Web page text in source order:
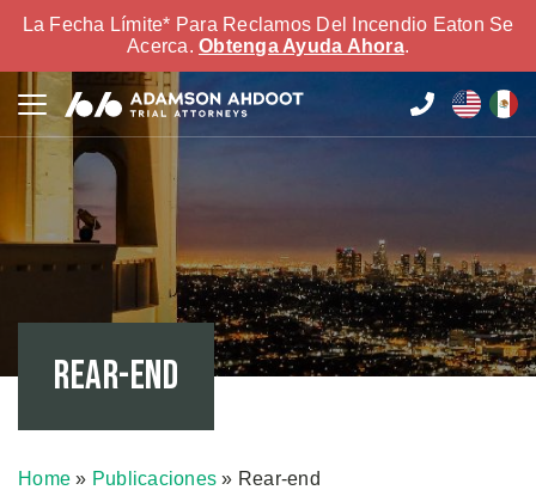
La Fecha Límite* Para Reclamos Del Incendio Eaton Se
Acerca. Obtenga Ayuda Ahora.
Rear-end
Home » Publicaciones » Rear-end